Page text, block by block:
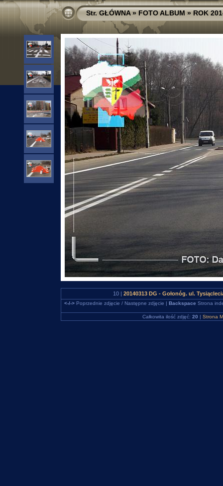
Str. GŁÓWNA»FOTO ALBUM»ROK
10 | 20140313 DG - Gołonóg. ul.
<-/->Poprzednie zdjęcie / Następne zdjęcie | Backspace Strona
Całkowita ilość zdjęć: 20 | Strona